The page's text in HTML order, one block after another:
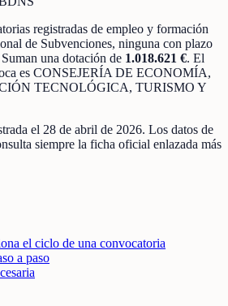
registradas de empleo y formación
de Subvenciones, ninguna con plazo
Suman una dotación de 1.018.621 €. El
es CONSEJERÍA DE ECONOMÍA,
TECNOLÓGICA, TURISMO Y
el 28 de abril de 2026. Los datos de
siempre la ficha oficial enlazada más
el ciclo de una convocatoria
a paso